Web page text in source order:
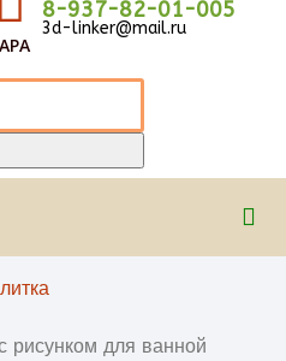
8-937-82-01-005
3d-linker@mail.ru
рисунком для ванной